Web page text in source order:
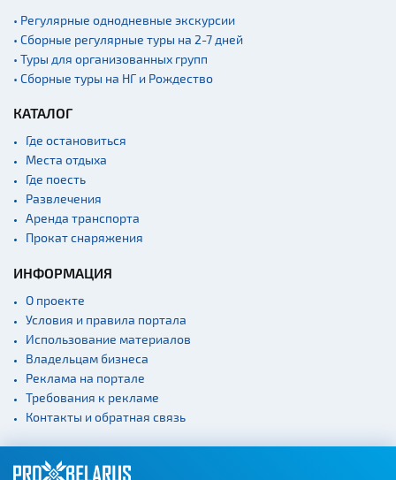
• Регулярные однодневные экскурсии
• Сборные регулярные туры на 2-7 дней
• Туры для организованных групп
• Сборные туры на НГ и Рождество
КАТАЛОГ
Где остановиться
Места отдыха
Где поесть
Развлечения
Аренда транспорта
Прокат снаряжения
ИНФОРМАЦИЯ
О проекте
Условия и правила портала
Использование материалов
Владельцам бизнеса
Реклама на портале
Требования к рекламе
Контакты и обратная связь